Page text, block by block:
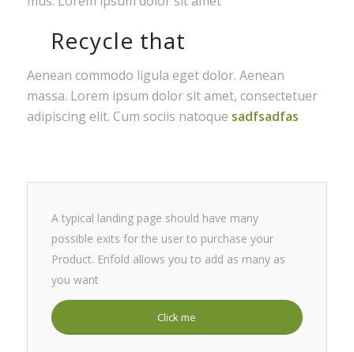
Recycle that
Aenean commodo ligula eget dolor. Aenean
massa. Lorem ipsum dolor sit amet, consectetuer
adipiscing elit. Cum sociis natoque sadfsadfas
A typical landing page should have many
possible exits for the user to purchase your
Product. Enfold allows you to add as many as
you want
Click me